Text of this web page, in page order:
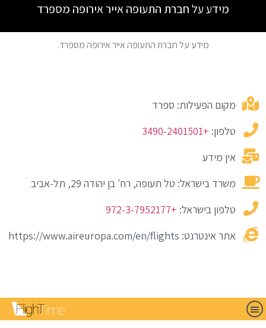
מידע על חברת התעופה אייר אירופה מספרד
מידע על חברת התעופה אייר אירופה מספרד.
מקום הפעילות: ספרד
טלפון: +3490-2401501
אין מידע
משרד בישראל: טל תעופה, רח' בן יהודה 29, תל-אביב
טלפון בישראל: +972-3-7952177
אתר אינטרנט: https://www.aireuropa.com/en/flights